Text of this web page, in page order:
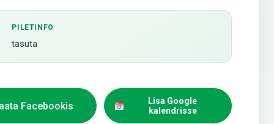
PILETINFO
tasuta
Facebookis
Lisa Google
kalendrisse